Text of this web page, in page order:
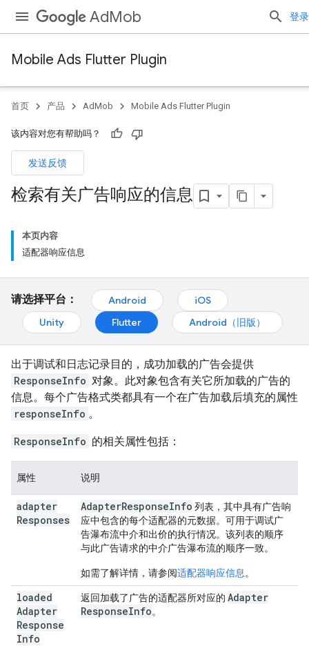
AdMob 登录
Mobile Ads Flutter Plugin
首页 产品 AdMob Mobile Ads Flutter Plugin
该内容对您有帮助吗？
发送反馈
检索有关广告响应的信息
本页内容
适配器响应信息
请选择平台： Android
iOS
Unity
Flutter Android（旧版）
出于调试和日志记录目的，成功加载的广告会提供
ResponseInfo 对象。此对象包含有关它所加载的广告的
信息。每个广告格式类都具有一个在广告加载后填充的属性
responseInfo 。
ResponseInfo 的相关属性包括：
属性 说明
adapter
Responses
AdapterResponseInfo 列表，其中具有广告响
应中包含的每个适配器的元数据。可用于调试广
告瀑布流中介和出价的执行情况。该列表的顺序
与此广告请求的中介广告瀑布流的顺序一致。
如需了解详情，请参阅适配器响应信息 。
loaded
Adapter
Response
Info
返回加载了广告的适配器所对应的 Adapter
ResponseInfo。